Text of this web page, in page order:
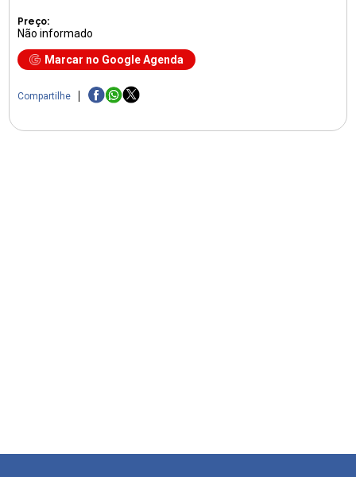
Preço:
Não informado
Marcar no Google Agenda
Compartilhe